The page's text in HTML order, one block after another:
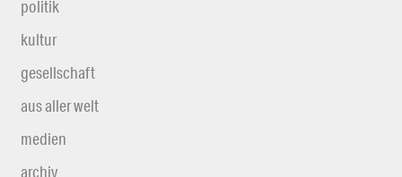
politik
kultur
gesellschaft
aus aller welt
medien
archiv